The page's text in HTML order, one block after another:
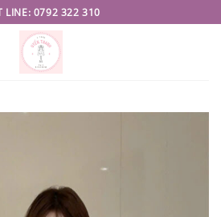
LINE: 0792 322 310